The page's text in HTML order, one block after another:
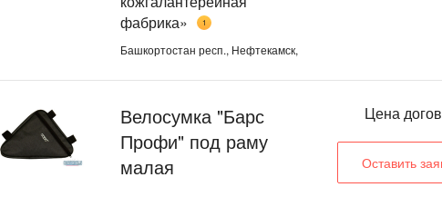
фабрика»
1
Башкортостан респ., Нефтекамск,
Велосумка "Барс
Профи" под раму
малая
Цена
Оставить